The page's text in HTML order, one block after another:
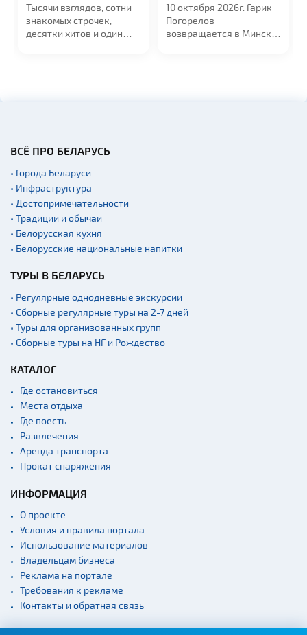
Тысячи взглядов, сотни
знакомых строчек,
десятки хитов и один
10 октября 2026г. Гарик
Погорелов
возвращается в Минск
ВСЁ ПРО БЕЛАРУСЬ
• Города Беларуси
• Инфраструктура
• Достопримечательности
• Традиции и обычаи
• Белорусская кухня
• Белорусские национальные напитки
ТУРЫ В БЕЛАРУСЬ
• Регулярные однодневные экскурсии
• Сборные регулярные туры на 2-7 дней
• Туры для организованных групп
• Сборные туры на НГ и Рождество
КАТАЛОГ
Где остановиться
Места отдыха
Где поесть
Развлечения
Аренда транспорта
Прокат снаряжения
ИНФОРМАЦИЯ
О проекте
Условия и правила портала
Использование материалов
Владельцам бизнеса
Реклама на портале
Требования к рекламе
Контакты и обратная связь